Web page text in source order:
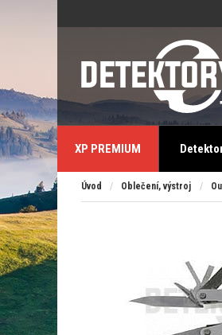
XP PREMIUM
Úvod / Oblečení, výstroj /